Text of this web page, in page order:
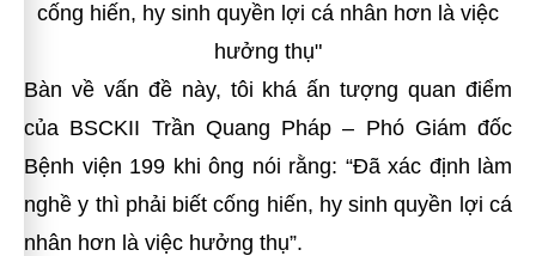
cống hiến, hy sinh quyền lợi cá nhân hơn là việc
hưởng thụ"
Bàn về vấn đề này, tôi khá ấn tượng quan điểm
của BSCKII Trần Quang Pháp – Phó Giám đốc
Bệnh viện 199 khi ông nói rằng: “Đã xác định làm
nghề y thì phải biết cống hiến, hy sinh quyền lợi cá
nhân hơn là việc hưởng thụ”.